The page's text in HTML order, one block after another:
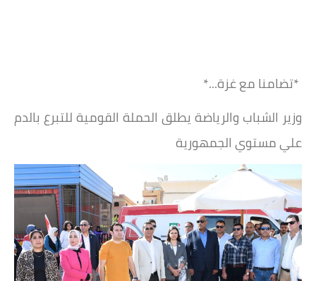
*تضامنا مع غزة...*
وزير الشباب والرياضة يطلق الحملة القومية للتبرع بالدم
علي مستوي الجمهورية